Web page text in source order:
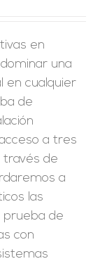
en
una
en cualquier
de
a tres
través de
a
las
prueba de
con